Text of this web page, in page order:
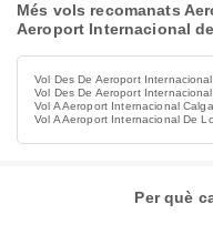
Més vols recomanats
Aeroport Internacional
Vol Des De Aeroport
Vol Des De Aeroport
Vol A Aeroport Internacional
Vol A Aeroport Internacional De
Per què